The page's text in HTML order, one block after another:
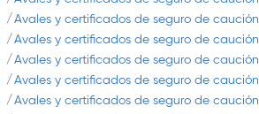
Avales y certificados de seguro de caución
Avales y certificados de seguro de caución
Avales y certificados de seguro de caución
Avales y certificados de seguro de caución
Avales y certificados de seguro de caución